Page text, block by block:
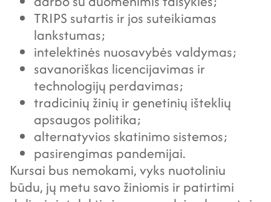
TRIPS sutartis ir jos suteikiamas
lankstumas;
intelektinės nuosavybės valdymas;
savanoriškas licencijavimas ir
technologijų perdavimas;
tradicinių žinių ir genetinių išteklių
apsaugos politika;
alternatyvios skatinimo sistemos;
pasirengimas pandemijai.
Kursai bus nemokami, vyks nuotoliniu
būdu, jų metu savo žiniomis ir patirtimi